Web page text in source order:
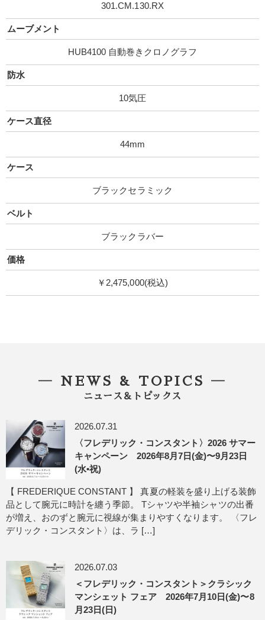
301.CM.130.RX
ムーブメント
HUB4100 自動巻きクロノグラフ
防水
10気圧
ケース直径
44mm
ケース
ブラックセラミック
ベルト
ブラックラバー
価格
￥2,475,000(税込)
― NEWS & TOPICS ―
ニュース＆トピックス
2026.07.31
〈フレデリック・コンスタント〉2026 サマー
キャンペーン 2026年8月7日(金)〜9月23日
(水•祝)
【 FREDERIQUE CONSTANT 】 真夏の軽装を盛り上げる装飾
品として腕元に時計を纏う季節。 Tシャツや半袖シャツの出番
が増え、おのずと腕元に視線が集まりやすくなります。 〈フレ
デリック・コンスタント〉は、ラ […]
2026.07.03
＜フレデリック・コンスタント＞クラシック
マンシェット フェア 2026年7月10日(金)〜8
月23日(日)